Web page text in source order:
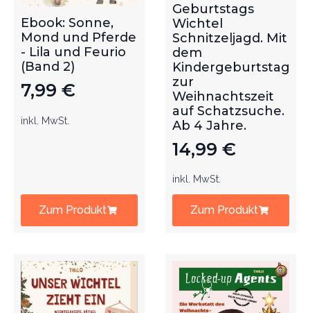
Ebook: Sonne,
Mond und Pferde
- Lila und Feurio
(Band 2)
7,99 €
inkl. MwSt.
Zum Produkt
Geburtstags
Wichtel
Schnitzeljagd. Mit
dem
Kindergeburtstag
zur
Weihnachtszeit
auf Schatzsuche.
Ab 4 Jahre.
14,99 €
inkl. MwSt.
Zum Produkt